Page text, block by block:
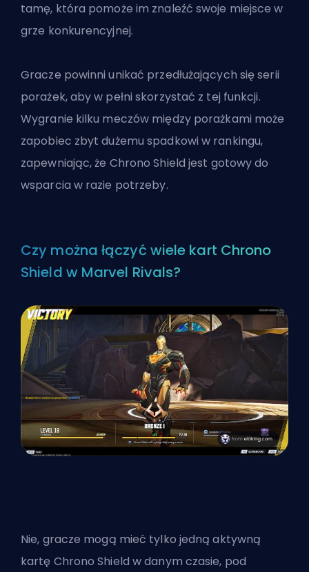
tamę, która pomoże im znaleźć swoje miejsce w
grze konkurencyjnej.
Gracze powinni unikać przedłużających się serii
porażek, aby w pełni skorzystać z tej funkcji.
Wygranie kilku meczów między porażkami może
zapobiec zbyt dużemu spadkowi w rankingu,
zapewniając, że Chrono Shield jest gotowy do
wsparcia w razie potrzeby.
Czy można łączyć wiele kart Chrono
Shield w Marvel Rivals?
Nie, gracze mogą mieć tylko jedną aktywną
kartę Chrono Shield w danym czasie, pod